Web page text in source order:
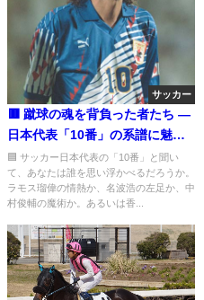
サッカー
🟥 蹴球の魂を背負った者たち ―
日本代表「10番」の系譜に魅せ
られて『蹴球列島の軌跡 ― 日本
サッカーの百年史』
🟦 サッカー日本代表の「10番」と聞い
て、あなたは誰を思い浮かべるだろうか。
ラモス瑠偉の情熱か、名波浩の左足か、中
村俊輔の魔術か。あるいは香...